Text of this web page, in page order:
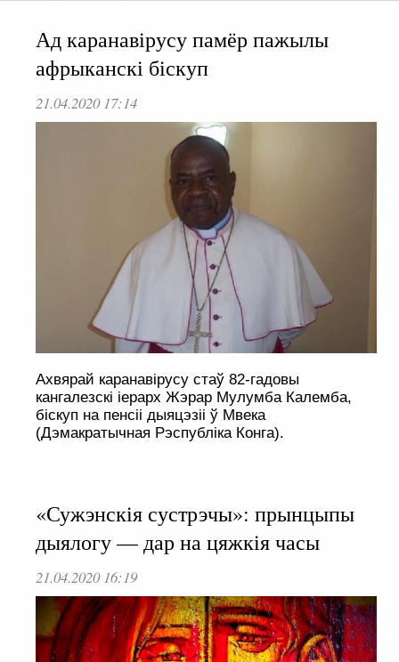
Ад каранавірусу памёр пажылы
афрыканскі біскуп
21.04.2020 17:14
Ахвярай каранавірусу стаў 82-гадовы
кангалезскі іерарх Жэрар Мулумба Калемба,
біскуп на пенсіі дыяцэзіі ў Мвека
(Дэмакратычная Рэспубліка Конга).
«Сужэнскія сустрэчы»: прынцыпы
дыялогу — дар на цяжкія часы
21.04.2020 16:19